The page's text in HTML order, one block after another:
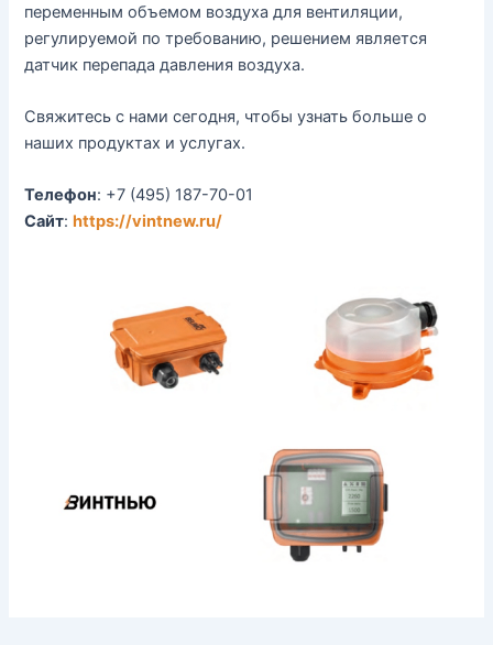
переменным объемом воздуха для вентиляции,
регулируемой по требованию, решением является
датчик перепада давления воздуха.
Свяжитесь с нами сегодня, чтобы узнать больше о
наших продуктах и услугах.
Телефон: +7 (495) 187-70-01
Сайт: https://vintnew.ru/